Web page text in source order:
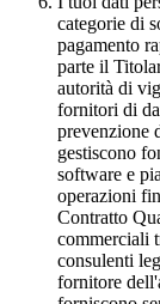
categorie di
pagamento
parte il
autorità di
fornitori di
prevenzione
gestiscono
software e
operazioni
Contratto
commerciali
consulenti
fornitore